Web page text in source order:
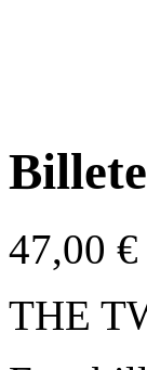
47,00 €
THE